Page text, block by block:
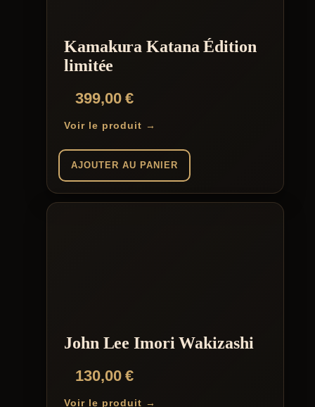
Kamakura Katana Édition
limitée
399,00€
Voir le produit →
AJOUTER AU PANIER
John Lee Imori Wakizashi
130,00€
Voir le produit →